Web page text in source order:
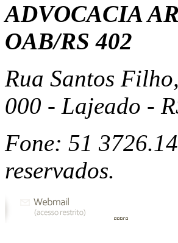
ADVOCACIA
OAB/RS 402
Rua Santos
000 - Lajeado -
Fone: 51
reservados.